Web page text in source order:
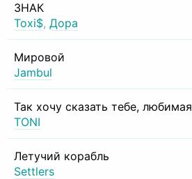
ЗНАК
Toxi$, Дора
Мировой
Jambul
Так хочу сказать тебе, любимая
TONI
Летучий корабль
Settlers